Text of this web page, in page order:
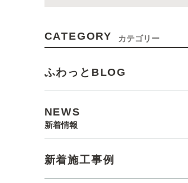
CATEGORY カテゴリー
ふわっとBLOG
NEWS
新着情報
新着施工事例